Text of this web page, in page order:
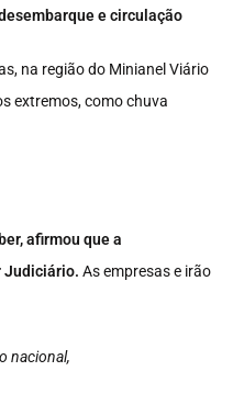
e circulação
na região do Minianel Viário
extremos, como chuva
afirmou que a
Judiciário. As empresas e irão
nacional,